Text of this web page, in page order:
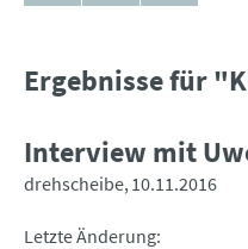
Ergebnisse für
Interview mit
drehscheibe 10.11.2016
Letzte Änderung